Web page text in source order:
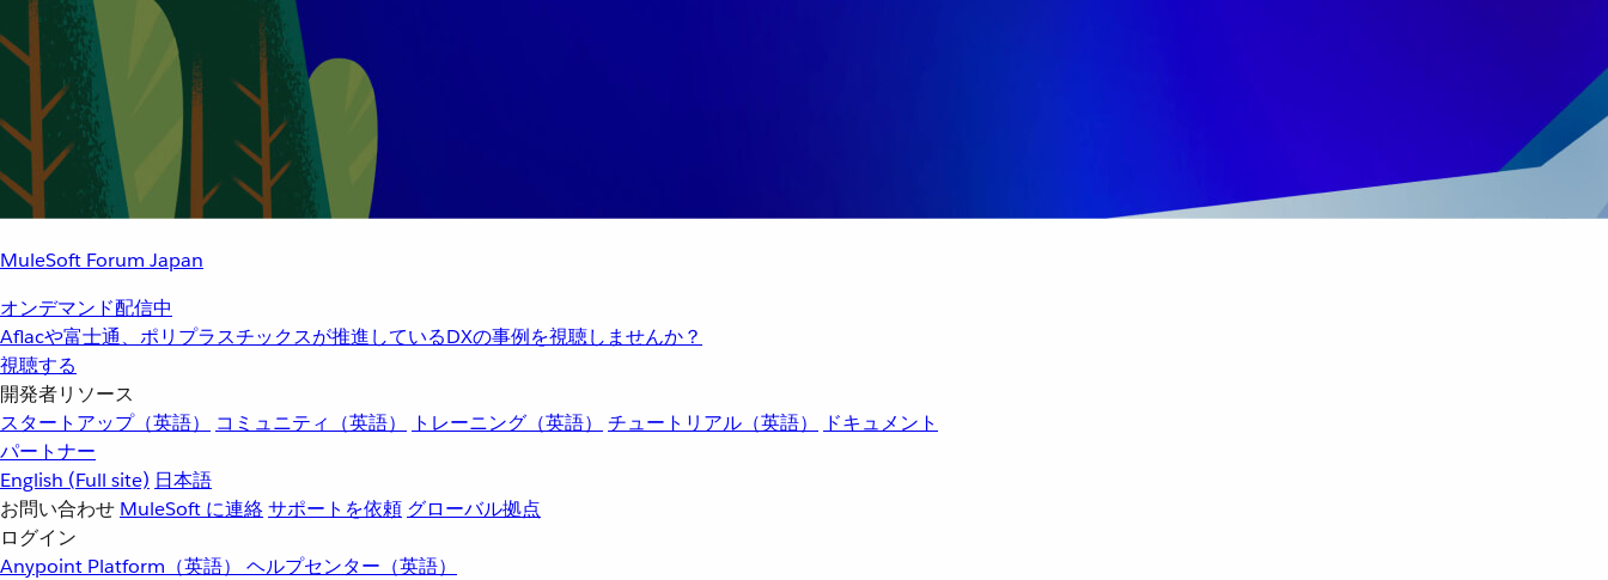
MuleSoft Forum Japan
オンデマンド配信中
Aflacや富士通、ポリプラスチックスが推進しているDXの事例を視聴しませんか？
視聴する
開発者リソース
スタートアップ（英語）
コミュニティ（英語） トレーニング（英語） チュートリアル（英語）
ドキュメント
パートナー
English (Full site) 日本語
お問い合わせ MuleSoft に連絡サポートを依頼 グローバル拠点
ログイン
Anypoint Platform（英語） ヘルプセンター（英語）